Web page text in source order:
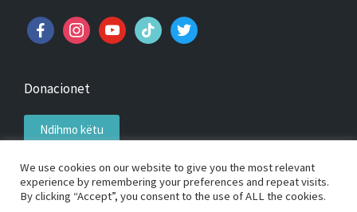
facebookinstagramyoutubetiktok twitter
Donacionet
Ndihmo këtu
We use cookies on our website to give you the most relevant
experience by remembering your preferences and repeat visits.
By clicking “Accept”, you consent to the use of ALL the cookies.